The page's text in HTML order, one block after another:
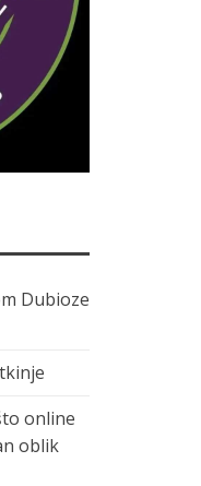
Dubioze
online
oblik